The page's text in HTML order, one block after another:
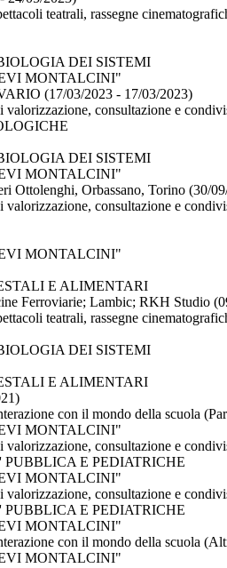
teatrali, rassegne
DEI SISTEMI
MONTALCINI"
(17/03/2023 - 17/03/2023)
consultazione e
DEI SISTEMI
MONTALCINI"
Ottolenghi, Orbassano, Torino (30/
consultazione e
MONTALCINI"
E ALIMENTARI
Ferroviarie; Lambic; RKH Studio
teatrali, rassegne
DEI SISTEMI
E ALIMENTARI
con il mondo della scuola
MONTALCINI"
consultazione e
E PEDIATRICHE
MONTALCINI"
consultazione e
E PEDIATRICHE
MONTALCINI"
con il mondo della scuola
MONTALCINI"